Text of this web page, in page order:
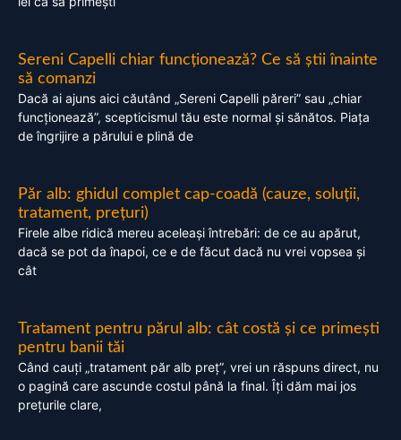
Sereni Capelli chiar funcționează? Ce să știi înainte
să comanzi
Dacă ai ajuns aici căutând „Sereni Capelli păreri” sau „chiar
funcționează”, scepticismul tău este normal și sănătos. Piața
de îngrijire a părului e plină de
Păr alb: ghidul complet cap-coadă (cauze, soluții,
tratament, prețuri)
Firele albe ridică mereu aceleași întrebări: de ce au apărut,
dacă se pot da înapoi, ce e de făcut dacă nu vrei vopsea și
cât
Tratament pentru părul alb: cât costă și ce primești
pentru banii tăi
Când cauți „tratament păr alb preț”, vrei un răspuns direct, nu
o pagină care ascunde costul până la final. Îți dăm mai jos
prețurile clare,